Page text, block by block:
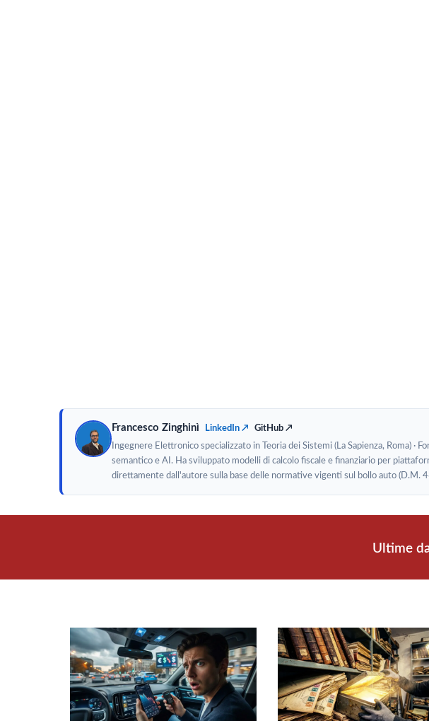
Francesco Zinghinì LinkedIn ↗ GitHub ↗
Ingegnere Elettronico specializzato in Teoria dei Sistemi (La Sapienza, Roma) ·
semantico e AI. Ha sviluppato modelli di calcolo fiscale e finanziario per
direttamente dall'autore sulla base delle normative vigenti sul bollo auto
Ultime